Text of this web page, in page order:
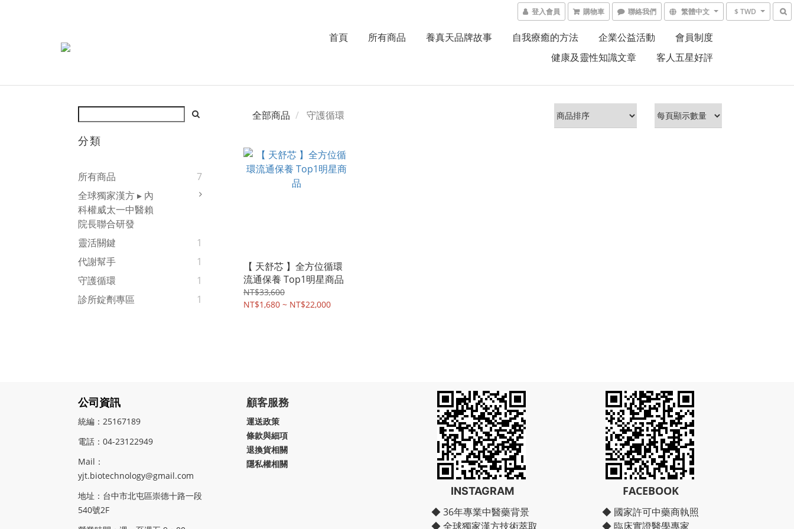
登入會員 購物車 聯絡我們 繁體中文 $ TWD
首頁 所有商品 養真天品牌故事 自我療癒的方法 企業公益活動
會員制度
健康及靈性知識文章
客人五星好評
分類
所有商品
7
全球獨家漢方 ▸ 內
科權威太一中醫賴
院長聯合研發
靈活關鍵
1
代謝幫手
1
守護循環
1
診所錠劑專區
1
全部商品 守護循環
【 天舒芯 】全方位循環
流通保養 Top1明星商品
NT$33,600
NT$1,680 ~ NT$22,000
公司資訊
統編：25167189
電話：04-23122949
Mail：
yjt.biotechnology@gmail.com
地址： 台中市北屯區崇德十路一段
540號2F
顧客服務
運送政策
條款與細項
退換貨相關
隱私權相關
INSTAGRAM
◆ 36年專業中醫藥背景
◆ 全球獨家漢方技術萃取
FACEBOOK
◆ 國家許可中藥商執照
◆ 臨床實證醫學專家